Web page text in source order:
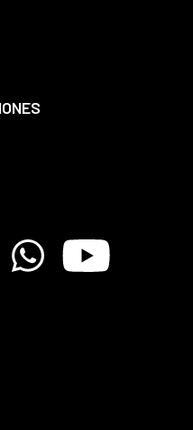
WhatsappYoutube